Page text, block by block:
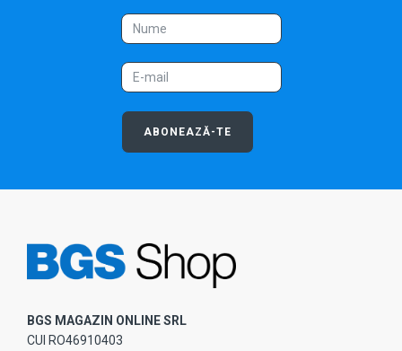
ABONEAZĂ-TE
BGS MAGAZIN ONLINE SRL
CUI RO46910403